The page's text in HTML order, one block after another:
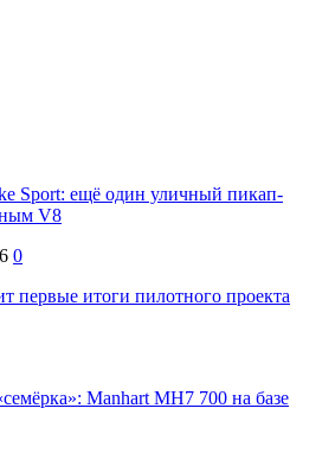
Sport: ещё один уличный пикап-
V8
0
первые итоги пилотного проекта
Manhart MH7 700 на базе